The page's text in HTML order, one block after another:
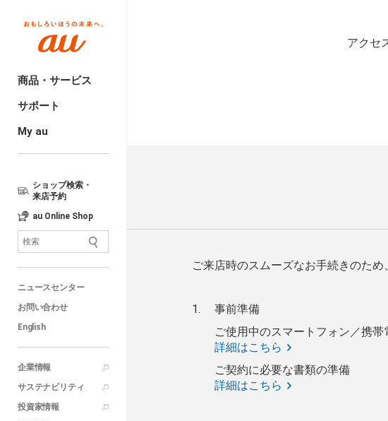
商品・サービス
サポート
My au
ショップ検索・
来店予約
au Online Shop
ニュースセンター
お問い合わせ
English
企業情報
サステナビリティ
投資家情報
アクセ
ご来店時のスムーズなお手続きのため
事前準備
ご使用中のスマートフォン／携
詳細はこちら
ご契約に必要な書類の準備
詳細はこちら